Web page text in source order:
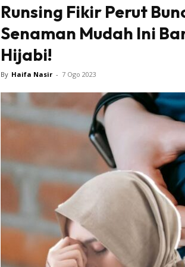
Runsing Fikir Perut
Senaman Mudah Ini
Hijabi!
By Haifa Nasir - 7 Ogo 2023